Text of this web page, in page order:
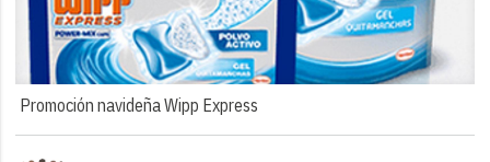
Promoción navideña Wipp Express